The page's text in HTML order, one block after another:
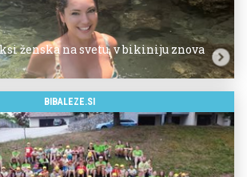
ženska na svetu, v bikiniju znova
BIBALEZE.SI